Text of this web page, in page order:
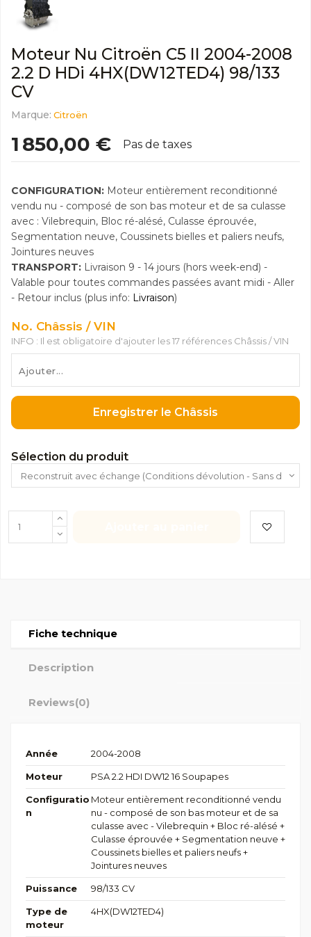
Moteur Nu Citroën C5 II 2004-2008
2.2 D HDi 4HX(DW12TED4) 98/133
CV
Marque: Citroën
1 850,00 € Pas de taxes
CONFIGURATION: Moteur entièrement reconditionné
vendu nu - composé de son bas moteur et de sa culasse
avec : Vilebrequin, Bloc ré-alésé, Culasse éprouvée,
Segmentation neuve, Coussinets bielles et paliers neufs,
Jointures neuves
TRANSPORT: Livraison 9 - 14 jours (hors week-end) -
Valable pour toutes commandes passées avant midi - Aller
- Retour inclus (plus info: Livraison)
No. Châssis / VIN
INFO : Il est obligatoire d'ajouter les 17 références Châssis / VIN
Enregistrer le Châssis
Sélection du produit
Fiche technique
Description
Reviews(0)
Année 2004-2008
Moteur PSA 2.2 HDI DW12 16 Soupapes
Configuratio
n
Moteur entièrement reconditionné vendu
nu - composé de son bas moteur et de sa
culasse avec - Vilebrequin + Bloc ré-alésé +
Culasse éprouvée + Segmentation neuve +
Coussinets bielles et paliers neufs +
Jointures neuves
Puissance 98/133 CV
Type de
moteur
4HX(DW12TED4)